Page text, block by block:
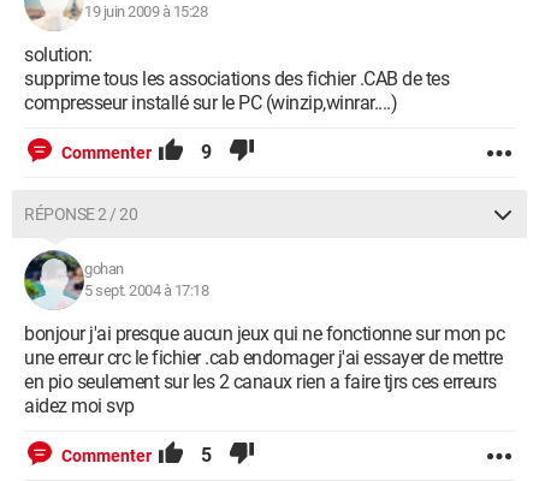
19 juin 2009 à 15:28
solution:
supprime tous les associations des fichier .CAB de tes
compresseur installé sur le PC (winzip,winrar....)
Commenter 9
RÉPONSE 2 / 20
gohan
5 sept. 2004 à 17:18
bonjour j'ai presque aucun jeux qui ne fonctionne sur mon pc
une erreur crc le fichier .cab endomager j'ai essayer de mettre
en pio seulement sur les 2 canaux rien a faire tjrs ces erreurs
aidez moi svp
Commenter 5